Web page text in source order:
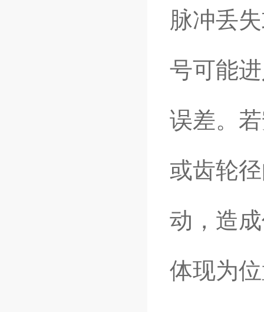
脉冲丢
号可能
误差。
或齿轮
动，造
体现为